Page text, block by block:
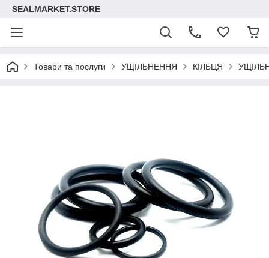
SEALMARKET.STORE
Товари та послуги УЩІЛЬНЕННЯ КІЛЬЦЯ